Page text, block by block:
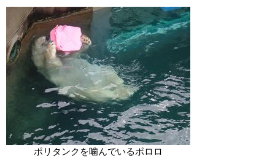
ポリタンクを噛んでいるポロロ